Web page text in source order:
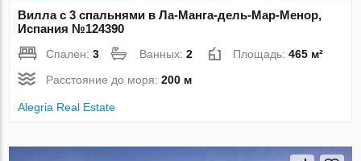
Вилла с 3 спальнями в Ла-Манга-дель-Мар-Менор,
Испания №124390
Спален:3 Ванных:2 Площадь:465 м²
Расстояние до моря:200 м
Alegria Real Estate